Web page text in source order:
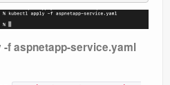
-f aspnetapp-service.yaml